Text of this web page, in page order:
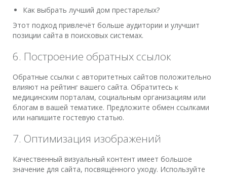
Как выбрать лучший дом престарелых?
Этот подход привлечёт больше аудитории и улучшит
позиции сайта в поисковых системах.
6. Построение обратных ссылок
Обратные ссылки с авторитетных сайтов положительно
влияют на рейтинг вашего сайта. Обратитесь к
медицинским порталам, социальным организациям или
блогам в вашей тематике. Предложите обмен ссылками
или напишите гостевую статью.
7. Оптимизация изображений
Качественный визуальный контент имеет большое
значение для сайта, посвящённого уходу. Используйте